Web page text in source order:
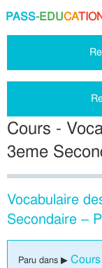
PASS-EDUCA
Cours -
3eme
Vocabulaire
Secondaire –
Paru dans ▶